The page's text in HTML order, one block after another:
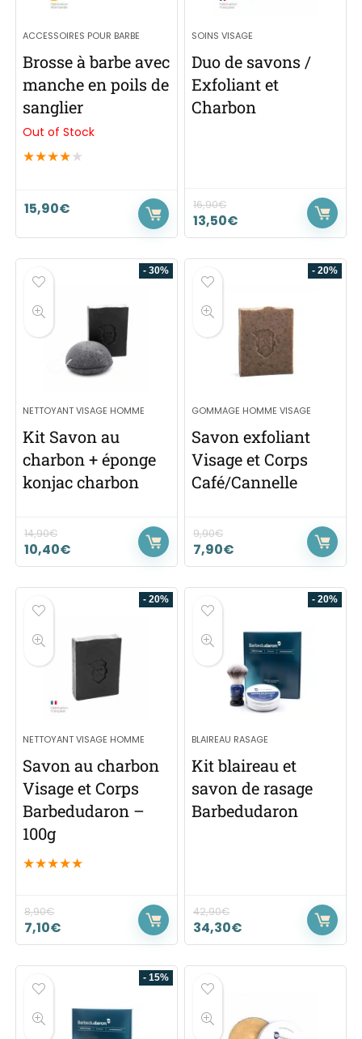
ACCESSOIRES POUR BARBE
Brosse à barbe avec
manche en poils de
sanglier
Out of Stock
★★★★★
15,90€
SOINS VISAGE
Duo de savons /
Exfoliant et
Charbon
16,90€
13,50€
- 30%
NETTOYANT VISAGE HOMME
Kit Savon au
charbon + éponge
konjac charbon
14,90€
10,40€
- 20%
GOMMAGE HOMME VISAGE
Savon exfoliant
Visage et Corps
Café/Cannelle
9,90€
7,90€
- 20%
NETTOYANT VISAGE HOMME
Savon au charbon
Visage et Corps
Barbedudaron –
100g
★★★★★
8,90€
7,10€
- 20%
BLAIREAU RASAGE
Kit blaireau et
savon de rasage
Barbedudaron
42,90€
34,30€
- 15%